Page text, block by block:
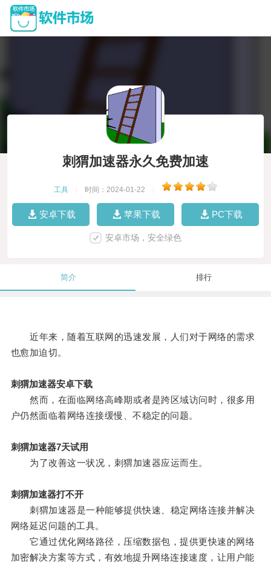
刺猬加速器永久免费加速
工具 时间：2024-01-22
安卓下载 苹果下载 PC下载
安卓市场，安全绿色
简介 排行
近年来，随着互联网的迅速发展，人们对于网络的需求
也愈加迫切。
刺猬加速器安卓下载
然而，在面临网络高峰期或者是跨区域访问时，很多用
户仍然面临着网络连接缓慢、不稳定的问题。
刺猬加速器7天试用
为了改善这一状况，刺猬加速器应运而生。
刺猬加速器打不开
刺猬加速器是一种能够提供快速、稳定网络连接并解决
网络延迟问题的工具。
它通过优化网络路径，压缩数据包，提供更快速的网络
加密解决方案等方式，有效地提升网络连接速度，让用户能